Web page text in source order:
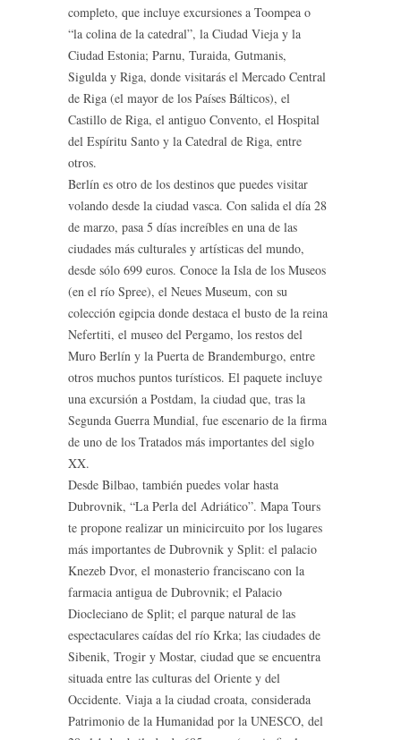
completo, que incluye excursiones a Toompea o
“la colina de la catedral”, la Ciudad Vieja y la
Ciudad Estonia; Parnu, Turaida, Gutmanis,
Sigulda y Riga, donde visitarás el Mercado Central
de Riga (el mayor de los Países Bálticos), el
Castillo de Riga, el antiguo Convento, el Hospital
del Espíritu Santo y la Catedral de Riga, entre
otros.
Berlín es otro de los destinos que puedes visitar
volando desde la ciudad vasca. Con salida el día 28
de marzo, pasa 5 días increíbles en una de las
ciudades más culturales y artísticas del mundo,
desde sólo 699 euros. Conoce la Isla de los Museos
(en el río Spree), el Neues Museum, con su
colección egipcia donde destaca el busto de la reina
Nefertiti, el museo del Pergamo, los restos del
Muro Berlín y la Puerta de Brandemburgo, entre
otros muchos puntos turísticos. El paquete incluye
una excursión a Postdam, la ciudad que, tras la
Segunda Guerra Mundial, fue escenario de la firma
de uno de los Tratados más importantes del siglo
XX.
Desde Bilbao, también puedes volar hasta
Dubrovnik, “La Perla del Adriático”. Mapa Tours
te propone realizar un minicircuito por los lugares
más importantes de Dubrovnik y Split: el palacio
Knezeb Dvor, el monasterio franciscano con la
farmacia antigua de Dubrovnik; el Palacio
Diocleciano de Split; el parque natural de las
espectaculares caídas del río Krka; las ciudades de
Sibenik, Trogir y Mostar, ciudad que se encuentra
situada entre las culturas del Oriente y del
Occidente. Viaja a la ciudad croata, considerada
Patrimonio de la Humanidad por la UNESCO, del